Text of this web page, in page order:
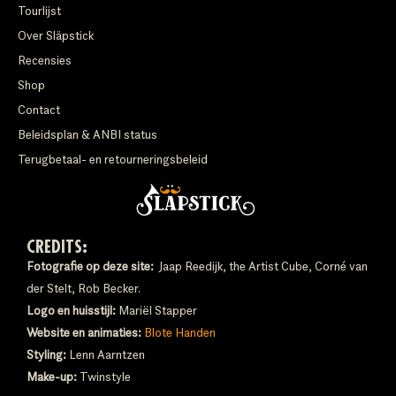
Tourlijst
Over Släpstick
Recensies
Shop
Contact
Beleidsplan & ANBI status
Terugbetaal- en retourneringsbeleid
CREDITS:
Fotografie op deze site: Jaap Reedijk, the Artist Cube, Corné van
der Stelt, Rob Becker.
Logo en huisstijl: Mariël Stapper
Website en animaties: Blote Handen
Styling: Lenn Aarntzen
Make-up: Twinstyle